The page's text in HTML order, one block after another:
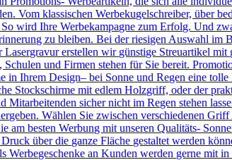
Vom klassischen Werbekugelschreiber, über
wird Ihre Werbekampagne zum Erfolg. Und
zu bleiben. Bei der riesigen Auswahl
erstellen wir günstige Streuartikel
und Firmen stehen für Sie bereit.
in Ihrem Design– bei Sonne und Regen eine
Stockschirme mit edlem Holzgriff, oder der
Mitarbeitenden sicher nicht im Regen stehen
Wählen Sie zwischen verschiedenen
am besten Werbung mit unseren Qualitäts-
über die ganze Fläche gestaltet werden
Werbegeschenke an Kunden werden gerne mit